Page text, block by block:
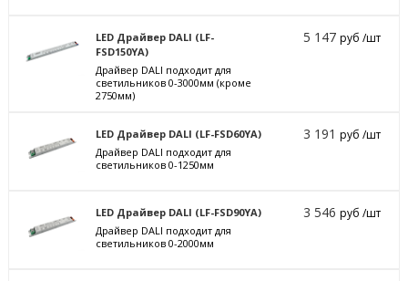
LED Драйвер DALI (LF-
FSD150YA)
Драйвер DALI подходит для
светильников 0-3000мм (кроме
2750мм)
5 147руб /шт
LED Драйвер DALI (LF-FSD60YA)
Драйвер DALI подходит для
светильников 0-1250мм
3 191руб /шт
LED Драйвер DALI (LF-FSD90YA)
Драйвер DALI подходит для
светильников 0-2000мм
3 546руб /шт